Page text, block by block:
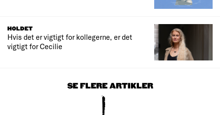
HOLDET
Hvis det er vigtigt for kollegerne, er det
vigtigt for Cecilie
SE FLERE ARTIKLER